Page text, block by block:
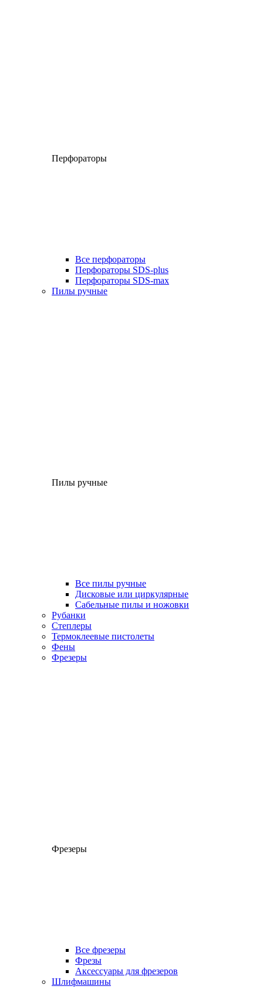
Перфораторы
Все перфораторы
Перфораторы SDS-plus
Перфораторы SDS-max
Пилы ручные
Пилы ручные
Все пилы ручные
Дисковые или циркулярные
Сабельные пилы и ножовки
Рубанки
Степлеры
Термоклеевые пистолеты
Фены
Фрезеры
Фрезеры
Все фрезеры
Фрезы
Аксессуары для фрезеров
Шлифмашины